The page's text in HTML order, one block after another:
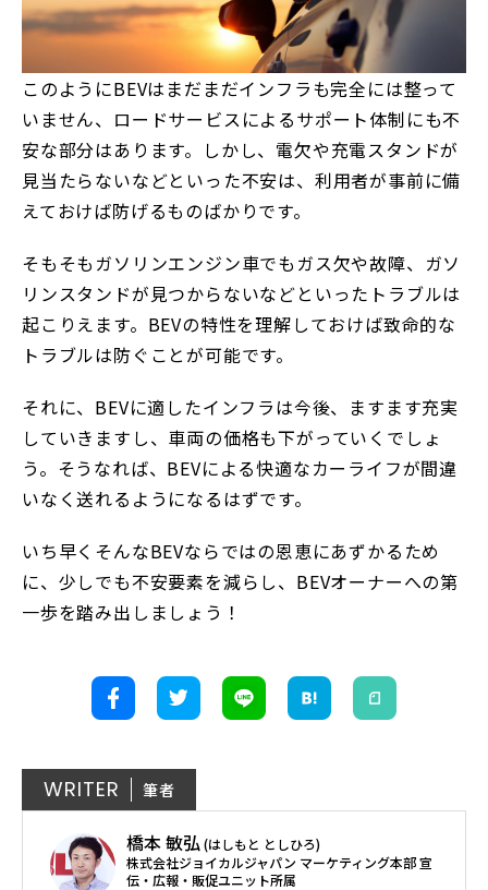
このようにBEVはまだまだインフラも完全には整って
いません、ロードサービスによるサポート体制にも不
安な部分はあります。しかし、電欠や充電スタンドが
見当たらないなどといった不安は、利用者が事前に備
えておけば防げるものばかりです。
そもそもガソリンエンジン車でもガス欠や故障、ガソ
リンスタンドが見つからないなどといったトラブルは
起こりえます。BEVの特性を理解しておけば致命的な
トラブルは防ぐことが可能です。
それに、BEVに適したインフラは今後、ますます充実
していきますし、車両の価格も下がっていくでしょ
う。そうなれば、BEVによる快適なカーライフが間違
いなく送れるようになるはずです。
いち早くそんなBEVならではの恩恵にあずかるため
に、少しでも不安要素を減らし、BEVオーナーへの第
一歩を踏み出しましょう！
WRITER 筆者
橋本 敏弘(はしもと としひろ)
株式会社ジョイカルジャパン マーケティング本部 宣
伝・広報・販促ユニット所属